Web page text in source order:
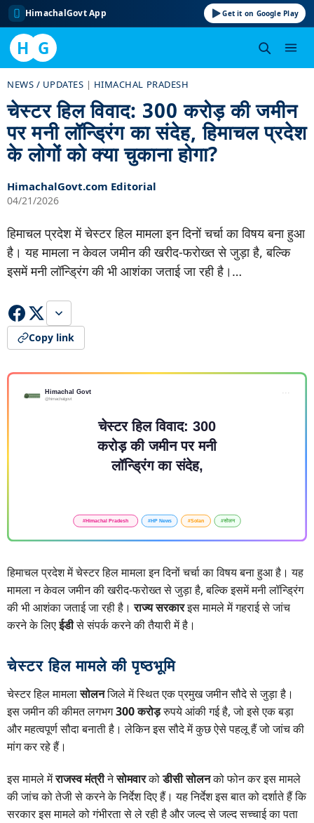
HimachalGovt App Get it on Google Play
H G
content
NEWS / UPDATES | HIMACHAL PRADESH
चेस्टर हिल विवाद: 300 करोड़ की जमीन
पर मनी लॉन्ड्रिंग का संदेह, हिमाचल प्रदेश
के लोगों को क्या चुकाना होगा?
HimachalGovt.com Editorial
04/21/2026
हिमाचल प्रदेश में चेस्टर हिल मामला इन दिनों चर्चा का विषय बना हुआ
है। यह मामला न केवल जमीन की खरीद-फरोख्त से जुड़ा है, बल्कि
इसमें मनी लॉन्ड्रिंग की भी आशंका जताई जा रही है।…
Copy link
हिमाचल प्रदेश में चेस्टर हिल मामला इन दिनों चर्चा का विषय बना हुआ है। यह
मामला न केवल जमीन की खरीद-फरोख्त से जुड़ा है, बल्कि इसमें मनी लॉन्ड्रिंग
की भी आशंका जताई जा रही है।राज्य सरकारइस मामले में गहराई से जांच
करने के लिएईडीसे संपर्क करने की तैयारी में है।
चेस्टर हिल मामले की पृष्ठभूमि
चेस्टर हिल मामलासोलनजिले में स्थित एक प्रमुख जमीन सौदे से जुड़ा है।
इस जमीन की कीमत लगभग300 करोड़रुपये आंकी गई है, जो इसे एक बड़ा
और महत्वपूर्ण सौदा बनाती है। लेकिन इस सौदे में कुछ ऐसे पहलू हैं जो जांच की
मांग कर रहे हैं।
इस मामले मेंराजस्व मंत्रीनेसोमवारकोडीसी सोलनको फोन कर इस मामले
की जांच को तेजी से करने के निर्देश दिए हैं। यह निर्देश इस बात को दर्शाते हैं कि
सरकार इस मामले को गंभीरता से ले रही है और जल्द से जल्द सच्चाई का पता